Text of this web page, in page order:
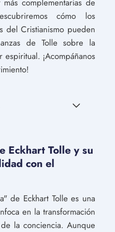
complementarias de
cómo los
del Cristianismo pueden
de Tolle sobre la
¡Acompáñanos
Eckhart Tolle y su
con el
de Eckhart Tolle es una
en la transformación
la conciencia. Aunque